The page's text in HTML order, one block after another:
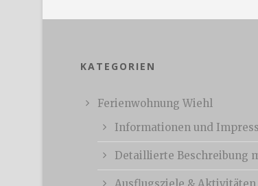
KATEGORIEN
Ferienwohnung Wiehl
Informationen und
Detaillierte Beschreibung